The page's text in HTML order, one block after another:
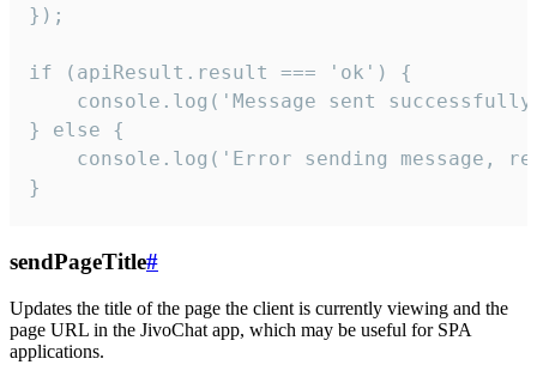
});
if (apiResult.result === 'ok') {
console.log('Message sent
} else {
console.log('Error sending message,
}
sendPageTitle#
Updates the title of the page the client is currently viewing and the
page URL in the JivoChat app, which may be useful for SPA
applications.